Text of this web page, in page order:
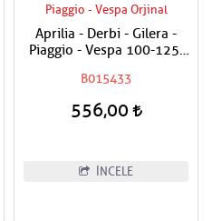
Piaggio - Vespa Orjinal
Aprilia - Derbi - Gilera -
Piaggio - Vespa 100-125-
500-800-850 Karter Tapası
B015433
556,00
İNCELE